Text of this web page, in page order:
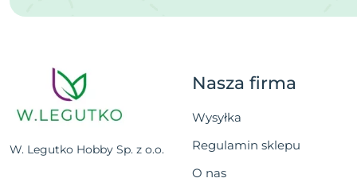
W. Legutko Hobby Sp. z o.o.
Nasza firma
Wysyłka
Regulamin sklepu
O nas